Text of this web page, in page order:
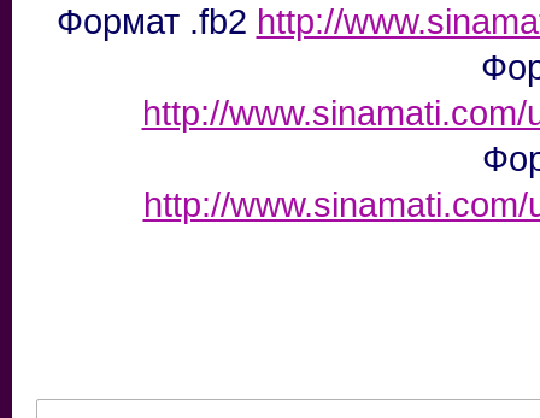
Формат .fb2 http://
http://
http://